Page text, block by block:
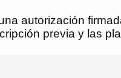
autorización
previa y las